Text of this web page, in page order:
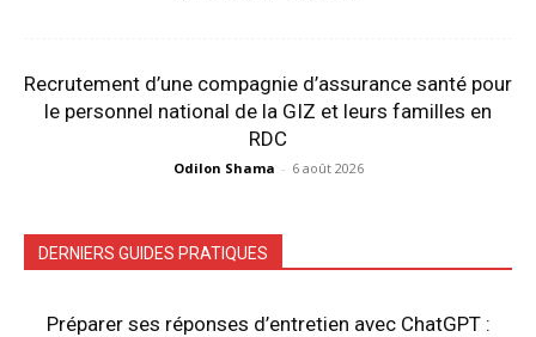
Recrutement d’une compagnie d’assurance santé pour
le personnel national de la GIZ et leurs familles en
RDC
Odilon Shama - 6 août 2026
DERNIERS GUIDES PRATIQUES
Préparer ses réponses d’entretien avec ChatGPT :